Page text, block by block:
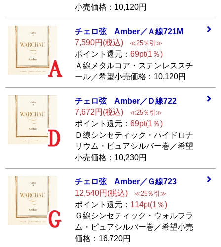
小売価格：10,120円
チェロ弦 Amber／ Ａ線721M
7,590円(税込)≪25％引≫
ポイント還元： 69pt(1％)
Ａ線メタルコア・ステンレススチ
ール／希望小売価格：10,120円
チェロ弦 Amber／ Ｄ線722
7,672円(税込)≪25％引≫
ポイント還元： 69pt(1％)
Ｄ線シンセティック・ハイドロナ
リウム・ピュアシルバー巻／希望
小売価格：10,230円
チェロ弦 Amber／ Ｇ線723
12,540円(税込)≪25％引≫
ポイント還元： 114pt(1％)
Ｇ線シンセティック・ウォルフラ
ム・ピュアシルバー巻／希望小売
価格：16,720円